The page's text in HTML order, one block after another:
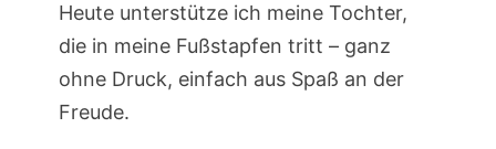
Heute unterstütze ich meine Tochter,
die in meine Fußstapfen tritt – ganz
ohne Druck, einfach aus Spaß an der
Freude.